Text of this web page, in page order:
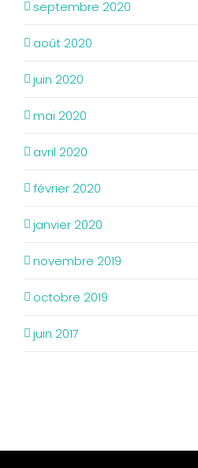
septembre 2020
août 2020
juin 2020
mai 2020
avril 2020
février 2020
janvier 2020
novembre 2019
octobre 2019
juin 2017